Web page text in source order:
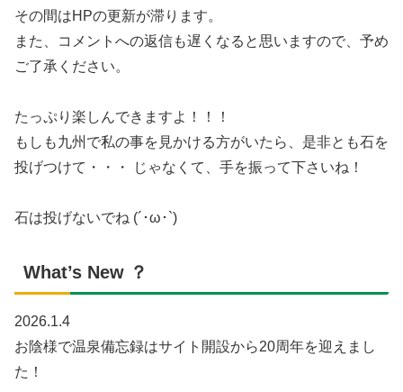
その間はHPの更新が滞ります。
また、コメントへの返信も遅くなると思いますので、予め
ご了承ください。
たっぷり楽しんできますよ！！！
もしも九州で私の事を見かける方がいたら、是非とも石を
投げつけて・・・ じゃなくて、手を振って下さいね！
石は投げないでね (´･ω･`)
What’s New ？
2026.1.4
お陰様で温泉備忘録はサイト開設から20周年を迎えまし
た！